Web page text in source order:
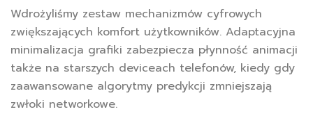
Wdrożyliśmy zestaw mechanizmów cyfrowych
zwiększających komfort użytkowników. Adaptacyjna
minimalizacja grafiki zabezpiecza płynność animacji
także na starszych deviceach telefonów, kiedy gdy
zaawansowane algorytmy predykcji zmniejszają
zwłoki networkowe.